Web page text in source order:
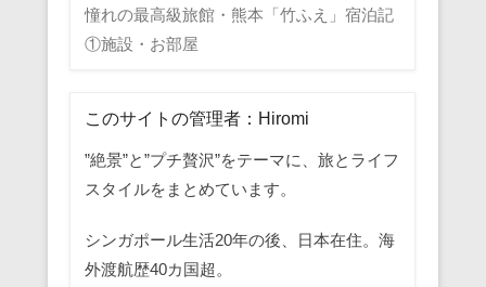
憧れの最高級旅館・熊本「竹ふえ」宿泊記
①施設・お部屋
このサイトの管理者：Hiromi
”絶景”と”プチ贅沢”をテーマに、旅とライフ
スタイルをまとめています。
シンガポール生活20年の後、日本在住。海
外渡航歴40カ国超。